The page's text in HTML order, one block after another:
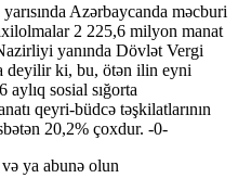
Azərbaycanda məcburi
2 225,6 milyon manat
yanında Dövlət Vergi
deyilir ki, bu, ötən ilin eyni
sosial sığorta
qeyri-büdcə təşkilatlarının
20,2% çoxdur. -0-
ya abunə olun